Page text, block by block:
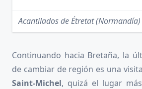
Acantilados de Étretat (Normandía)
Continuando hacia Bretaña, la
de cambiar de región es una
Saint-Michel, quizá el lugar